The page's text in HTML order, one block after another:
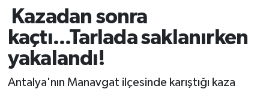
Kazadan sonra
kaçtı...Tarlada saklanırken
yakalandı!
Antalya'nın Manavgat ilçesinde karıştığı kaza
Son Dakika Haberleri
Haber Arşivi